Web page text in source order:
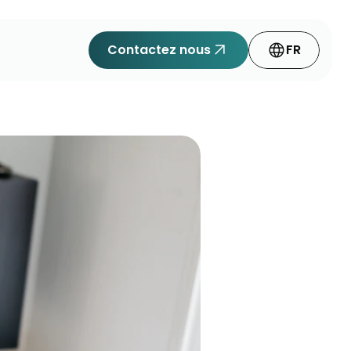
Contactez nous arrow_outward languageFR